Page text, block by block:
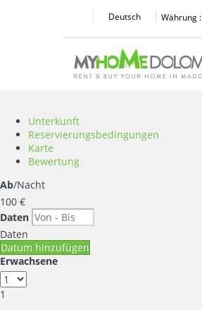
Deutsch Währung :
Unterkunft
Reservierungsbedingungen
Karte
Bewertung
Ab/Nacht
100 €
Daten
Daten
Datum hinzufügen
Erwachsene
1